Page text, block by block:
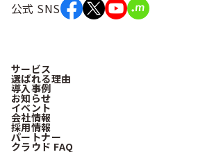
公式 SNS
サービス
選ばれる理由
導入事例
お知らせ
イベント
会社情報
採用情報
パートナー
クラウド FAQ